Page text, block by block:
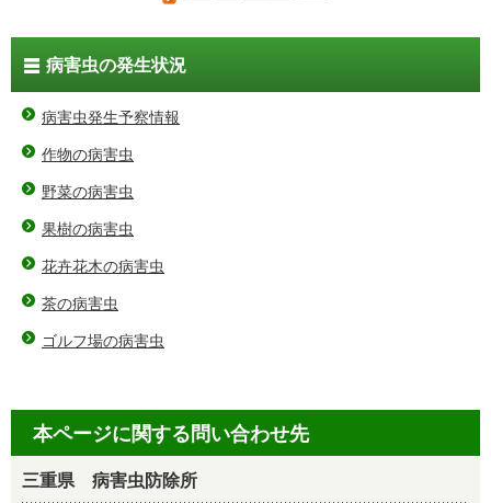
病害虫の発生状況
病害虫発生予察情報
作物の病害虫
野菜の病害虫
果樹の病害虫
花卉花木の病害虫
茶の病害虫
ゴルフ場の病害虫
本ページに関する問い合わせ先
三重県 病害虫防除所